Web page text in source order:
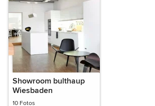
Showroom bulthaup
Wiesbaden
10 Fotos